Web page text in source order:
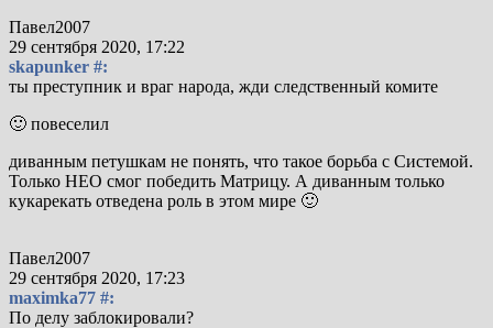
Павел2007
29 сентября 2020, 17:22
skapunker #:
ты преступник и враг народа, жди следственный комите
🙂 повеселил
диванным петушкам не понять, что такое борьба с Системой.
Только НЕО смог победить Матрицу. А диванным только
кукарекать отведена роль в этом мире 🙂
Павел2007
29 сентября 2020, 17:23
maximka77 #:
По делу заблокировали?